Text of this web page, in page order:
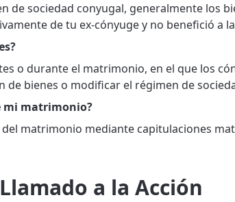
de sociedad conyugal, generalmente los
de tu ex-cónyuge y no benefició a
o durante el matrimonio, en el que los
bienes o modificar el régimen de
mi matrimonio?
matrimonio mediante capitulaciones
a la Acción